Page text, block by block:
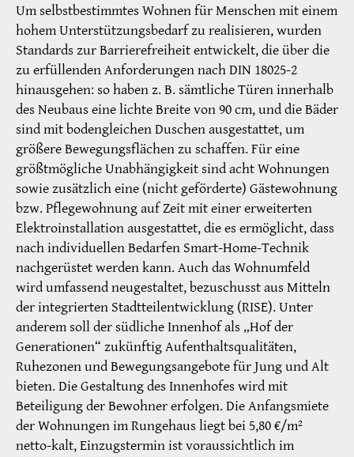
Um selbstbestimmtes Wohnen für Menschen mit einem
hohem Unterstützungsbedarf zu realisieren, wurden
Standards zur Barrierefreiheit entwickelt, die über die
zu erfüllenden Anforderungen nach DIN 18025-2
hinausgehen: so haben z. B. sämtliche Türen innerhalb
des Neubaus eine lichte Breite von 90 cm, und die Bäder
sind mit bodengleichen Duschen ausgestattet, um
größere Bewegungsflächen zu schaffen. Für eine
größtmögliche Unabhängigkeit sind acht Wohnungen
sowie zusätzlich eine (nicht geförderte) Gästewohnung
bzw. Pflegewohnung auf Zeit mit einer erweiterten
Elektroinstallation ausgestattet, die es ermöglicht, dass
nach individuellen Bedarfen Smart-Home-Technik
nachgerüstet werden kann. Auch das Wohnumfeld
wird umfassend neugestaltet, bezuschusst aus Mitteln
der integrierten Stadtteilentwicklung (RISE). Unter
anderem soll der südliche Innenhof als „Hof der
Generationen“ zukünftig Aufenthaltsqualitäten,
Ruhezonen und Bewegungsangebote für Jung und Alt
bieten. Die Gestaltung des Innenhofes wird mit
Beteiligung der Bewohner erfolgen. Die Anfangsmiete
der Wohnungen im Rungehaus liegt bei 5,80 €/m²
netto-kalt, Einzugstermin ist voraussichtlich im